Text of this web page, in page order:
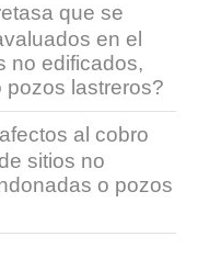
que se
en el
no edificados,
lastreros?
al cobro
sitios no
o pozos